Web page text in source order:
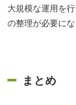
大規模な運用を
の整理が必要にな
まとめ